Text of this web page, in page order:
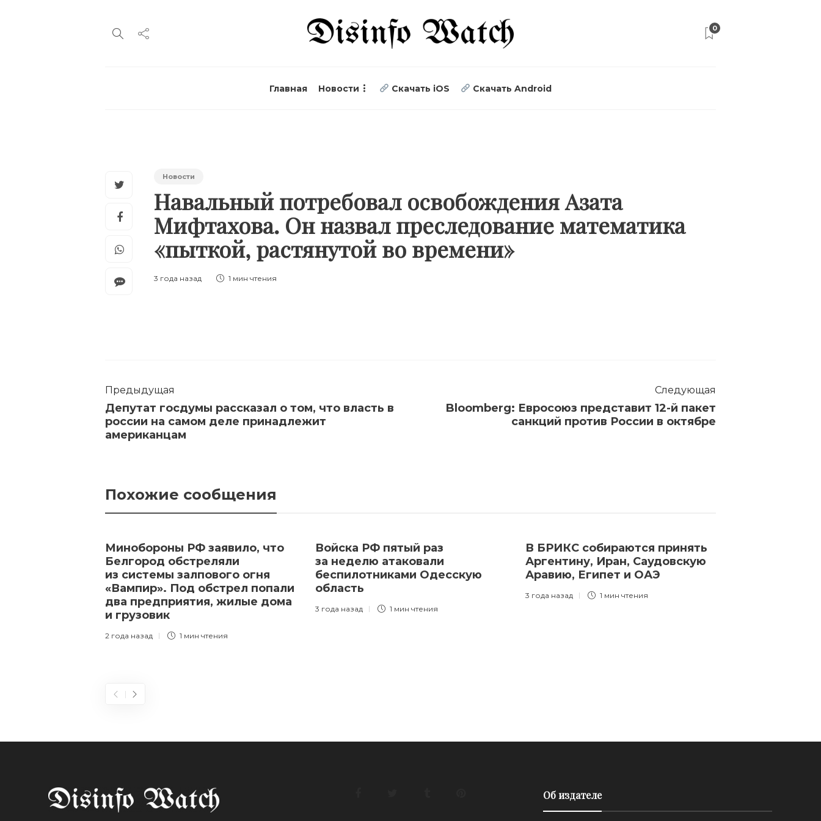
0
Главная Новости Скачать iOS Скачать Android
Новости
Навальный потребовал освобождения Азата
Мифтахова. Он назвал преследование математика
«пыткой, растянутой во времени»
3 года назад 1 мин чтения
Предыдущая
Депутат госдумы рассказал о том, что власть в
россии на самом деле принадлежит
американцам
Следующая
Bloomberg: Евросоюз представит 12-й пакет
санкций против России в октябре
Похожие сообщения
Минобороны РФ заявило, что
Белгород обстреляли
из системы залпового огня
«Вампир». Под обстрел попали
два предприятия, жилые дома
и грузовик
2 года назад 1 мин чтения
Войска РФ пятый раз
за неделю атаковали
беспилотниками Одесскую
область
3 года назад 1 мин чтения
В БРИКС собираются принять
Аргентину, Иран, Саудовскую
Аравию, Египет и ОАЭ
3 года назад 1 мин чтения
Об издателе